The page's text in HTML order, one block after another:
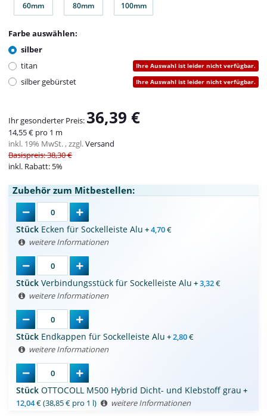
60mm
60mm 80mm
80mm 100mm
100mm
Farbe auswählen:
silber
titan
Ihre Auswahl ist leider nicht verfügbar.
silber gebürstet Ihre Auswahl ist leider nicht verfügbar.
Ihr gesonderter Preis: 36,39 €
14,55 € pro 1 m
inkl. 19% MwSt. , zzgl.Versand
Basispreis: 38,30 €
inkl. Rabatt: 5%
Zubehör zum Mitbestellen:
Stück Ecken für Sockelleiste Alu +4,70€
weitere Informationen
Stück Verbindungsstück für Sockelleiste Alu +3,32€
weitere Informationen
Stück Endkappen für Sockelleiste Alu +2,80€
weitere Informationen
Stück OTTOCOLL M500 Hybrid Dicht- und Klebstoff grau +
12,04€(38,85 € pro 1 l) weitere Informationen